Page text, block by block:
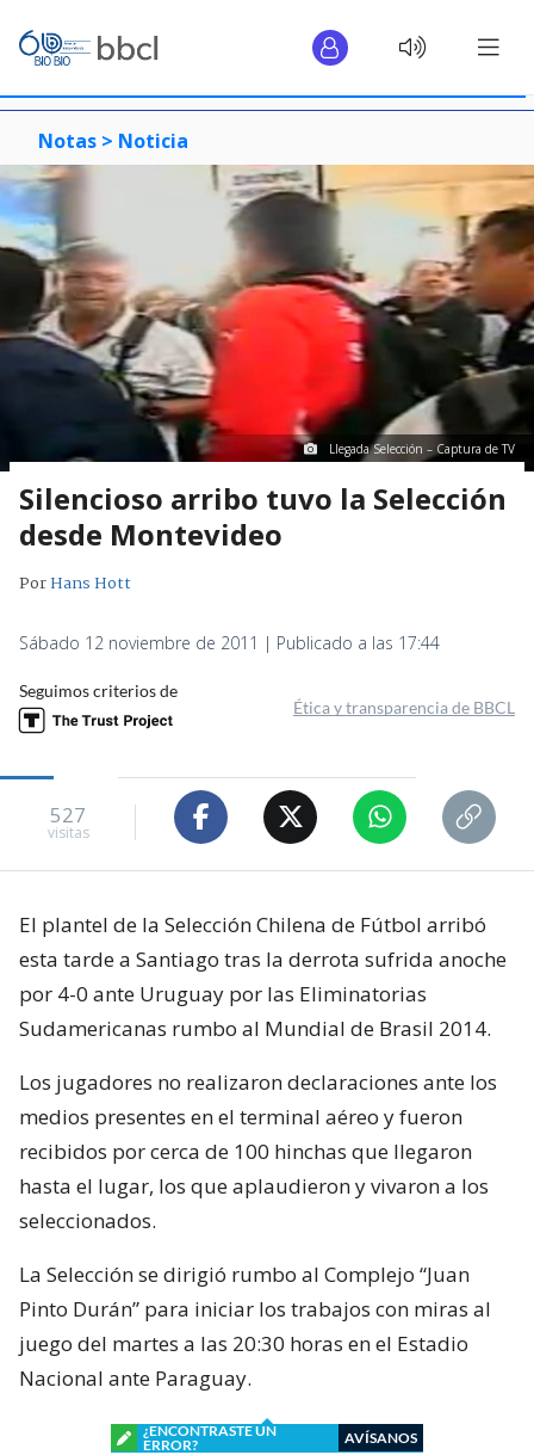
Notas > Noticia
Llegada Selección – Captura de TV
Silencioso arribo tuvo la Selección
desde Montevideo
PorHans Hott
Sábado 12 noviembre de 2011 | Publicado a las 17:44
Seguimos criterios de
Ética y transparencia de BBCL
527
visitas
El plantel de la Selección Chilena de Fútbol arribó
esta tarde a Santiago tras la derrota sufrida anoche
por 4-0 ante Uruguay por las Eliminatorias
Sudamericanas rumbo al Mundial de Brasil 2014.
Los jugadores no realizaron declaraciones ante los
medios presentes en el terminal aéreo y fueron
recibidos por cerca de 100 hinchas que llegaron
hasta el lugar, los que aplaudieron y vivaron a los
seleccionados.
La Selección se dirigió rumbo al Complejo “Juan
Pinto Durán” para iniciar los trabajos con miras al
juego del martes a las 20:30 horas en el Estadio
Nacional ante Paraguay.
¿ENCONTRASTE UN
ERROR?
AVÍSANOS